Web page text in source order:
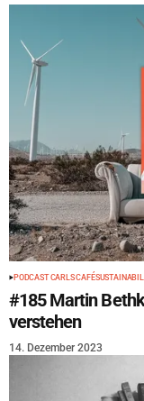
PODCAST CARLS CAFÉ
#185 Martin
verstehen
14. Dezember 2023